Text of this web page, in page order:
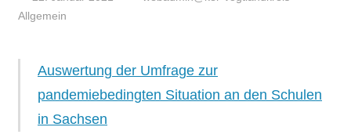
im
Allgemein
Auswertung der Umfrage zur
pandemiebedingten Situation an den Schulen
in Sachsen